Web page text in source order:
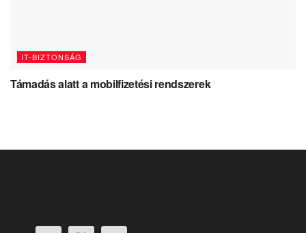
IT-BIZTONSÁG
Támadás alatt a mobilfizetési rendszerek